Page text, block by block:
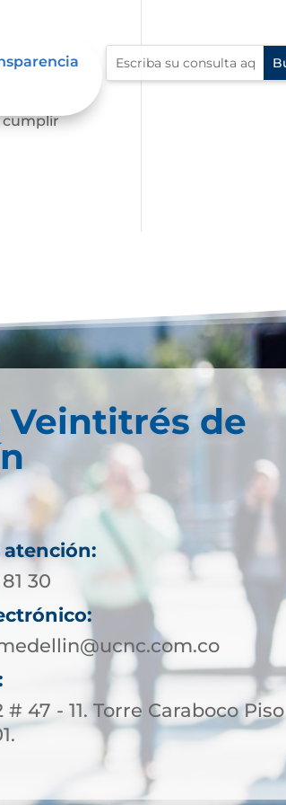
registran
cumplir
Veintitrés de
atención:
30
# 47 - 11. Torre Caraboco Piso